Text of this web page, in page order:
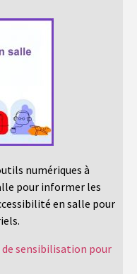
numériques à
pour informer les
en salle pour
sensibilisation pour